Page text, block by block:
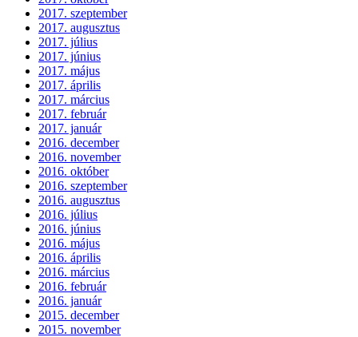
2017. szeptember
2017. augusztus
2017. július
2017. június
2017. május
2017. április
2017. március
2017. február
2017. január
2016. december
2016. november
2016. október
2016. szeptember
2016. augusztus
2016. július
2016. június
2016. május
2016. április
2016. március
2016. február
2016. január
2015. december
2015. november